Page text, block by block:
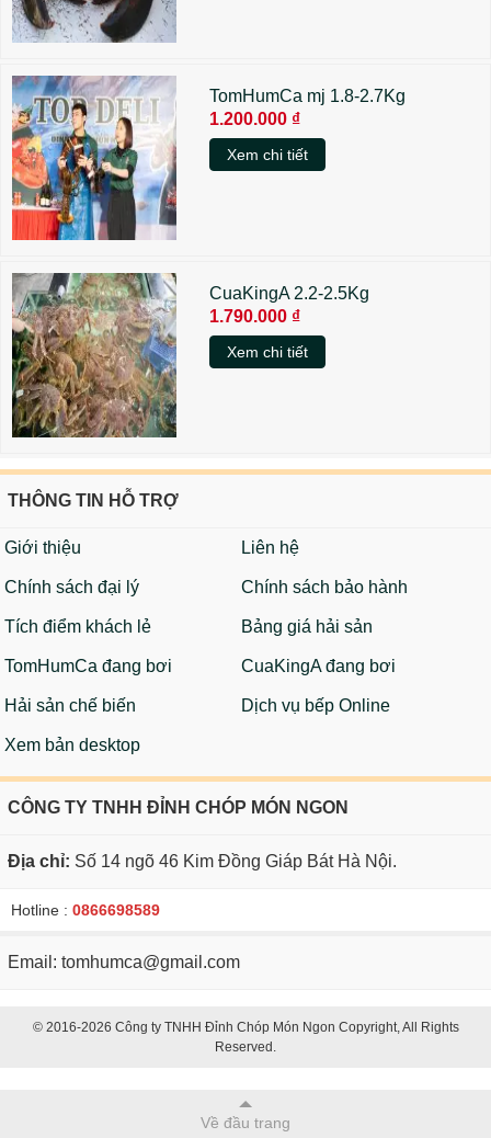
TomHumCa mj 1.8-2.7Kg
1.200.000 ₫
Xem chi tiết
CuaKingA 2.2-2.5Kg
1.790.000 ₫
Xem chi tiết
THÔNG TIN HỖ TRỢ
Giới thiệu Liên hệ
Chính sách đại lý Chính sách bảo hành
Tích điểm khách lẻ Bảng giá hải sản
TomHumCa đang bơi CuaKingA đang bơi
Hải sản chế biến Dịch vụ bếp Online
Xem bản desktop
CÔNG TY TNHH ĐỈNH CHÓP MÓN NGON
Địa chỉ: Số 14 ngõ 46 Kim Đồng Giáp Bát Hà Nội.
Hotline : 0866698589
Email: tomhumca@gmail.com
© 2016-2026 Công ty TNHH Đỉnh Chóp Món Ngon Copyright, All Rights
Reserved.
Về đầu trang